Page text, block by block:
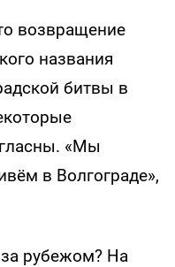
возвращение
названия
битвы в
«Мы
в Волгограде»,
рубежом? На